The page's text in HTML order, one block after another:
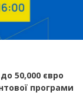
50,000 євро
програми